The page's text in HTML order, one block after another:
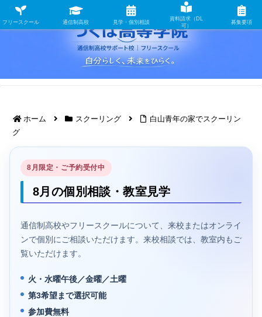
ホーム スクーリング
白山青年の家でスクーリン
グ
8月限定・ご予約受付中
8月の個別相談・教室見学
通信制高校やフリースクールについて、来校またはオンライ
ンで個別にご相談いただけます。来校相談では、教室内もご
覧いただけます。
火・水曜午後／金曜／土曜
第3希望まで選択可能
参加費無料
フリースクール 通信制高校 見学・個別相談
資料請求（DL
可）
募集要項